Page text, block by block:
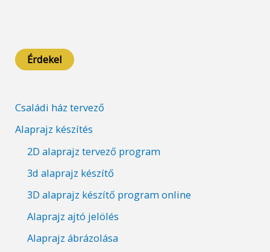
Érdekel
Családi ház tervező
Alaprajz készítés
2D alaprajz tervező program
3d alaprajz készítő
3D alaprajz készítő program online
Alaprajz ajtó jelölés
Alaprajz ábrázolása